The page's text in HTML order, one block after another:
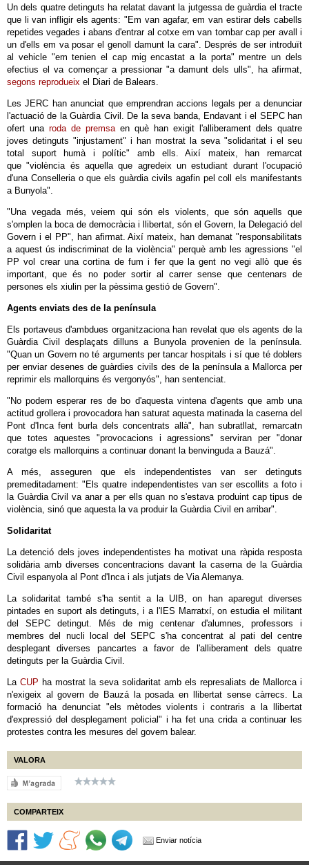
Un dels quatre detinguts ha relatat davant la jutgessa de guàrdia el tracte
que li van infligir els agents: "Em van agafar, em van estirar dels cabells
repetides vegades i abans d'entrar al cotxe em van tombar cap per avall i
un d'ells em va posar el genoll damunt la cara". Després de ser introduït
al vehicle "em tenien el cap mig encastat a la porta" mentre un dels
efectius el va començar a pressionar "a damunt dels ulls", ha afirmat,
segons reprodueix el Diari de Balears.
Les JERC han anunciat que emprendran accions legals per a denunciar
l'actuació de la Guàrdia Civil. De la seva banda, Endavant i el SEPC han
ofert una roda de premsaen què han exigit l'alliberament dels quatre
joves detinguts "injustament" i han mostrat la seva "solidaritat i el seu
total suport humà i polític" amb ells. Així mateix, han remarcat
que "violència és aquella que agredeix un estudiant durant l'ocupació
d'una Conselleria o que els guàrdia civils agafin pel coll els manifestants
a Bunyola".
"Una vegada més, veiem qui són els violents, que són aquells que
s'omplen la boca de democràcia i llibertat, són el Govern, la Delegació del
Govern i el PP", han afirmat. Així mateix, han demanat "responsabilitats
a aquest ús indiscriminat de la violència" perquè amb les agressions "el
PP vol crear una cortina de fum i fer que la gent no vegi allò que és
important, que és no poder sortir al carrer sense que centenars de
persones els xiulin per la pèssima gestió de Govern".
Agents enviats des de la península
Els portaveus d'ambdues organitzaciona han revelat que els agents de la
Guàrdia Civil desplaçats dilluns a Bunyola provenien de la península.
"Quan un Govern no té arguments per tancar hospitals i sí que té doblers
per enviar desenes de guàrdies civils des de la península a Mallorca per
reprimir els mallorquins és vergonyós", han sentenciat.
"No podem esperar res de bo d'aquesta vintena d'agents que amb una
actitud grollera i provocadora han saturat aquesta matinada la caserna del
Pont d'Inca fent burla dels concentrats allà", han subratllat, remarcatn
que totes aquestes "provocacions i agressions" serviran per "donar
coratge els mallorquins a continuar donant la benvinguda a Bauzá".
A més, asseguren que els independentistes van ser detinguts
premeditadament: "Els quatre independentistes van ser escollits a foto i
la Guàrdia Civil va anar a per ells quan no s'estava produint cap tipus de
violència, sinó que aquesta la va produir la Guàrdia Civil en arribar".
Solidaritat
La detenció dels joves independentistes ha motivat una ràpida resposta
solidària amb diverses concentracions davant la caserna de la Guàrdia
Civil espanyola al Pont d'Inca i als jutjats de Via Alemanya.
La solidaritat també s'ha sentit a la UIB, on han aparegut diverses
pintades en suport als detinguts, i a l'IES Marratxí, on estudia el militant
del SEPC detingut. Més de mig centenar d'alumnes, professors i
membres del nucli local del SEPC s'ha concentrat al pati del centre
desplegant diverses pancartes a favor de l'alliberament dels quatre
detinguts per la Guàrdia Civil.
LaCUP ha mostrat la seva solidaritat amb els represaliats de Mallorca i
n'exigeix al govern de Bauzá la posada en llibertat sense càrrecs. La
formació ha denunciat "els mètodes violents i contraris a la llibertat
d'expressió del desplegament policial" i ha fet una crida a continuar les
protestes contra les mesures del govern balear.
VALORA
COMPARTEIX
Enviar notícia